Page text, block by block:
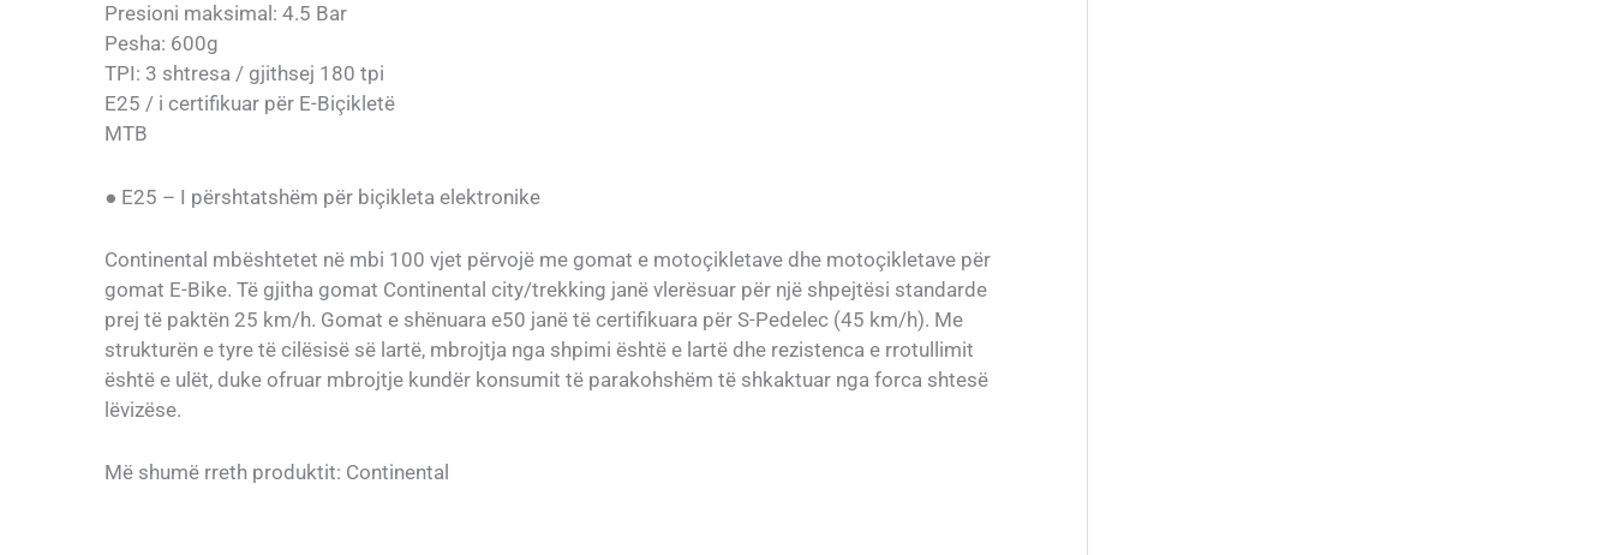
Presioni maksimal: 4.5 Bar
Pesha: 600g
TPI: 3 shtresa / gjithsej 180 tpi
E25 / i certifikuar për E-Biçikletë
MTB
● E25 – I përshtatshëm për biçikleta elektronike
Continental mbështetet në mbi 100 vjet përvojë me gomat e motoçikletave dhe motoçikletave për
gomat E-Bike. Të gjitha gomat Continental city/trekking janë vlerësuar për një shpejtësi standarde
prej të paktën 25 km/h. Gomat e shënuara e50 janë të certifikuara për S-Pedelec (45 km/h). Me
strukturën e tyre të cilësisë së lartë, mbrojtja nga shpimi është e lartë dhe rezistenca e rrotullimit
është e ulët, duke ofruar mbrojtje kundër konsumit të parakohshëm të shkaktuar nga forca shtesë
lëvizëse.
Më shumë rreth produktit: Continental